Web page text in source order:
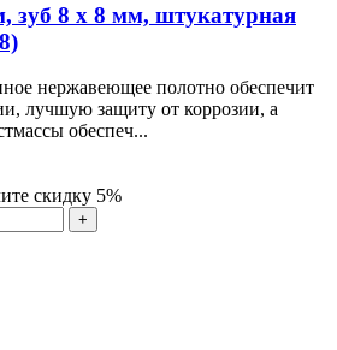
зуб 8 х 8 мм, штукатурная
нержавеющее полотно обеспечит
лучшую защиту от коррозии, а
обеспеч...
скидку 5%
+